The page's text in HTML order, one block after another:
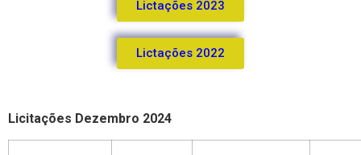
Lictações 2023
Lictações 2022
Licitações Dezembro 2024